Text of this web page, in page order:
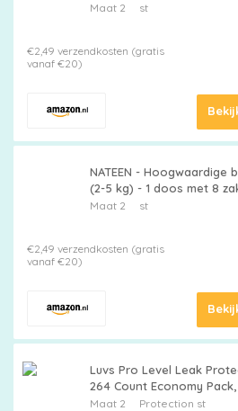
Maat 2 st
€2,49 verzendkosten (gratis
vanaf €20)
NATEEN - Hoogwaardige
(2-5 kg) - 1 doos met 8
Maat 2 st
€2,49 verzendkosten (gratis
vanaf €20)
Luvs Pro Level Leak
264 Count Economy
variëren
Maat 2 Protection st